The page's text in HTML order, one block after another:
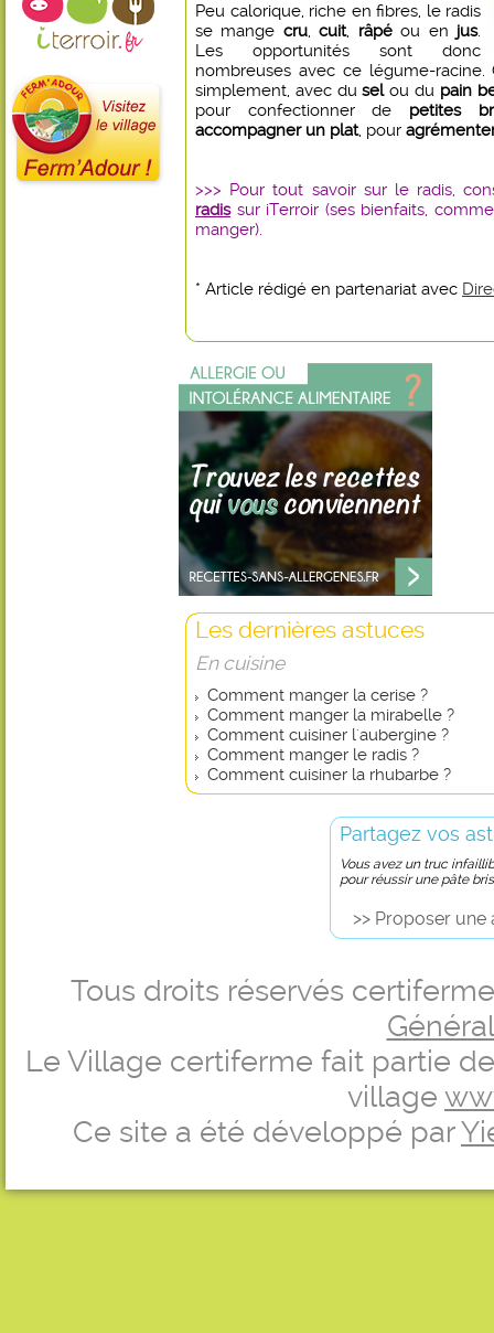
Peu calorique, riche en fibres, le radis
se mange cru,cuit, râpéou en jus.
Les opportunités sont donc
nombreuses avec ce légume-
simplement, avec duselou du pain
pour confectionner de petites
accompagner un plat, pour
>>> Pour tout savoir sur le radis,
radissur iTerroir (ses bienfaits,
manger).
* Article rédigé en partenariat avec
Les dernières astuces
En cuisine
Comment manger la cerise ?
Comment manger la mirabelle ?
Comment cuisiner l'aubergine ?
Comment manger le radis ?
Comment cuisiner la rhubarbe ?
Partagez vos
Vous avez un truc
pour réussir une pâte
>> Proposer une
Tous droits réservés
Le Village certiferme fait partie
village
Ce site a été développé par